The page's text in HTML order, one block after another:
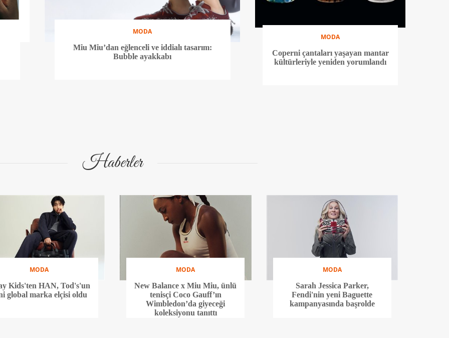
MODA
Miu Miu’dan eğlenceli ve iddialı tasarım:
Bubble ayakkabı
MODA
Coperni çantaları yaşayan mantar
kültürleriyle yeniden yorumlandı
Haberler
MODA
Kids'ten HAN, Tod's'un
global marka elçisi oldu
MODA
New Balance x Miu Miu, ünlü
tenisçi Coco Gauff’ın
Wimbledon’da giyeceği
koleksiyonu tanıttı
MODA
Sarah Jessica Parker,
Fendi'nin yeni Baguette
kampanyasında başrolde